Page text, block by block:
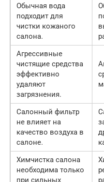
Обычная вода
подходит для
чистки кожаного
салона.
Агрессивные
чистящие средства
эффективно
удаляют
загрязнения.
Салонный фильтр
не влияет на
качество воздуха в
салоне.
Химчистка салона
необходима только
при сильных